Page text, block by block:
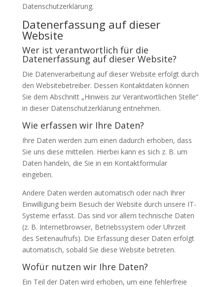
Datenschutzerklärung.
Datenerfassung auf dieser
Website
Wer ist verantwortlich für die
Datenerfassung auf dieser Website?
Die Datenverarbeitung auf dieser Website erfolgt durch
den Websitebetreiber. Dessen Kontaktdaten können
Sie dem Abschnitt „Hinweis zur Verantwortlichen Stelle“
in dieser Datenschutzerklärung entnehmen.
Wie erfassen wir Ihre Daten?
Ihre Daten werden zum einen dadurch erhoben, dass
Sie uns diese mitteilen. Hierbei kann es sich z. B. um
Daten handeln, die Sie in ein Kontaktformular
eingeben.
Andere Daten werden automatisch oder nach Ihrer
Einwilligung beim Besuch der Website durch unsere IT-
Systeme erfasst. Das sind vor allem technische Daten
(z. B. Internetbrowser, Betriebssystem oder Uhrzeit
des Seitenaufrufs). Die Erfassung dieser Daten erfolgt
automatisch, sobald Sie diese Website betreten.
Wofür nutzen wir Ihre Daten?
Ein Teil der Daten wird erhoben, um eine fehlerfreie